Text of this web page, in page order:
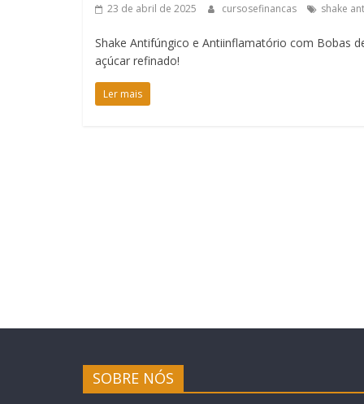
23 de abril de 2025 cursosefinancas shake
Shake Antifúngico e Antiinflamatório com Bobas
açúcar refinado!
Ler mais
SOBRE NÓS